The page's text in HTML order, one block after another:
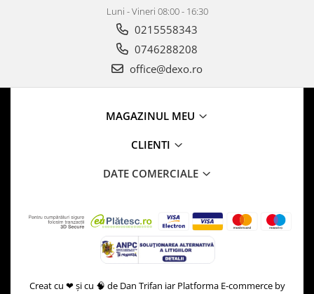
Luni - Vineri 08:00 - 16:30
0215558343
0746288208
office@dexo.ro
MAGAZINUL MEU
CLIENTI
DATE COMERCIALE
Creat cu ❤ și cu 🧠 de Dan Trifan iar Platforma E-commerce by